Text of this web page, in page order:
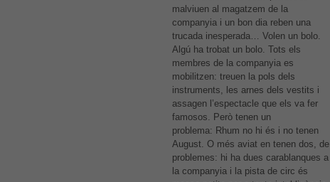
malviuen al magatzem de la
companyia i un bon dia reben una
trucada inesperada… Volen un bolo.
Algú ha trobat un bolo. Tots els
membres de la companyia es
mobilitzen: treuen la pols dels
instruments, les arnes dels vestits i
assagen l’espectacle que els va fer
famosos. Però tenen un
problema: Rhum no hi és i no tenen
August. O més aviat en tenen dos, de
problemes: hi ha dues carablanques a
la companyia i la pista de circ és